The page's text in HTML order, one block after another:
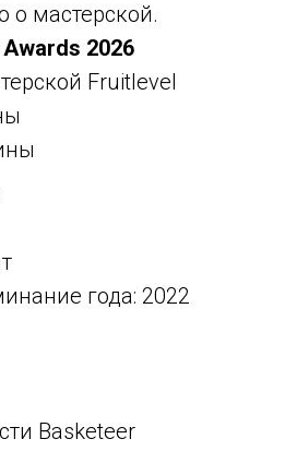
мастерской.
2026
Fruitlevel
года: 2022
Basketeer